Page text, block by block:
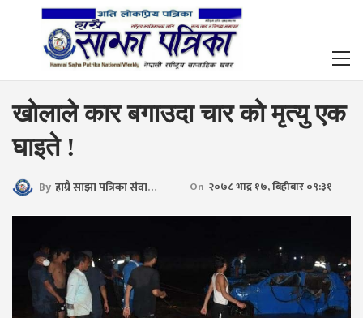
खोलाले कार बगाउदा चार को मृत्यु एक
घाइते !
By हाम्रै साझा पत्रिका संवाददाता On २०७८ भाद्र १७, बिहीबार ०९:३१